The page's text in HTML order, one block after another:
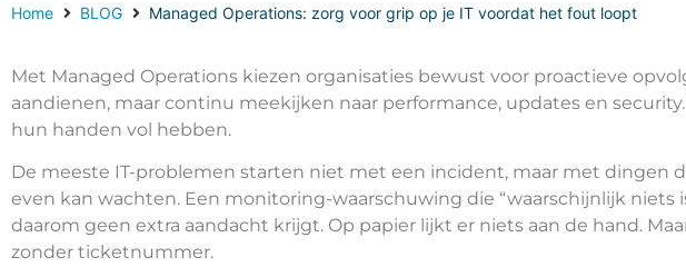
Home BLOG Managed Operations: zorg voor grip op je IT voordat het fout loopt
Met Managed Operations kiezen organisaties bewust voor proactieve
aandienen, maar continu meekijken naar performance, updates en
hun handen vol hebben.
De meeste IT-problemen starten niet met een incident, maar met dingen
even kan wachten. Een monitoring-waarschuwing die “waarschijnlijk
daarom geen extra aandacht krijgt. Op papier lijkt er niets aan de hand.
zonder ticketnummer.